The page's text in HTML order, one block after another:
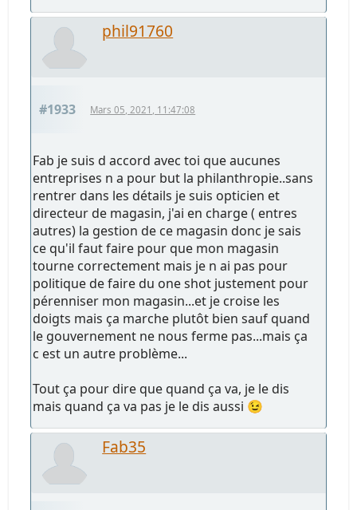
phil91760
#1933 Mars 05, 2021, 11:47:08
Fab je suis d accord avec toi que aucunes
entreprises n a pour but la philanthropie..sans
rentrer dans les détails je suis opticien et
directeur de magasin, j'ai en charge ( entres
autres) la gestion de ce magasin donc je sais
ce qu'il faut faire pour que mon magasin
tourne correctement mais je n ai pas pour
politique de faire du one shot justement pour
pérenniser mon magasin...et je croise les
doigts mais ça marche plutôt bien sauf quand
le gouvernement ne nous ferme pas...mais ça
c est un autre problème...
Tout ça pour dire que quand ça va, je le dis
mais quand ça va pas je le dis aussi 😉
Fab35